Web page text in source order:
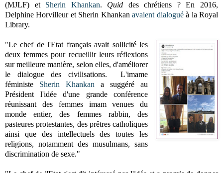
(MJLF) et Sherin Khankan. Quid des chrétiens ?En 2016,
Delphine Horvilleur et Sherin Khankanavaient dialoguéà la Royal
Library.
"Le chef de l'Etat français avait sollicité les
deux femmes pour recueillir leurs réflexions
sur meilleure manière, selon elles, d'améliorer
le dialogue des civilisations. L'imame
féministe Sherin Khankan a suggéré au
Président l'idée d'une grande conférence
réunissant des femmes imam venues du
monde entier, des femmes rabbin, des
pasteures protestantes, des prêtres catholiques
ainsi que des intellectuels des toutes les
religions, notamment des musulmans, sans
discrimination de sexe."